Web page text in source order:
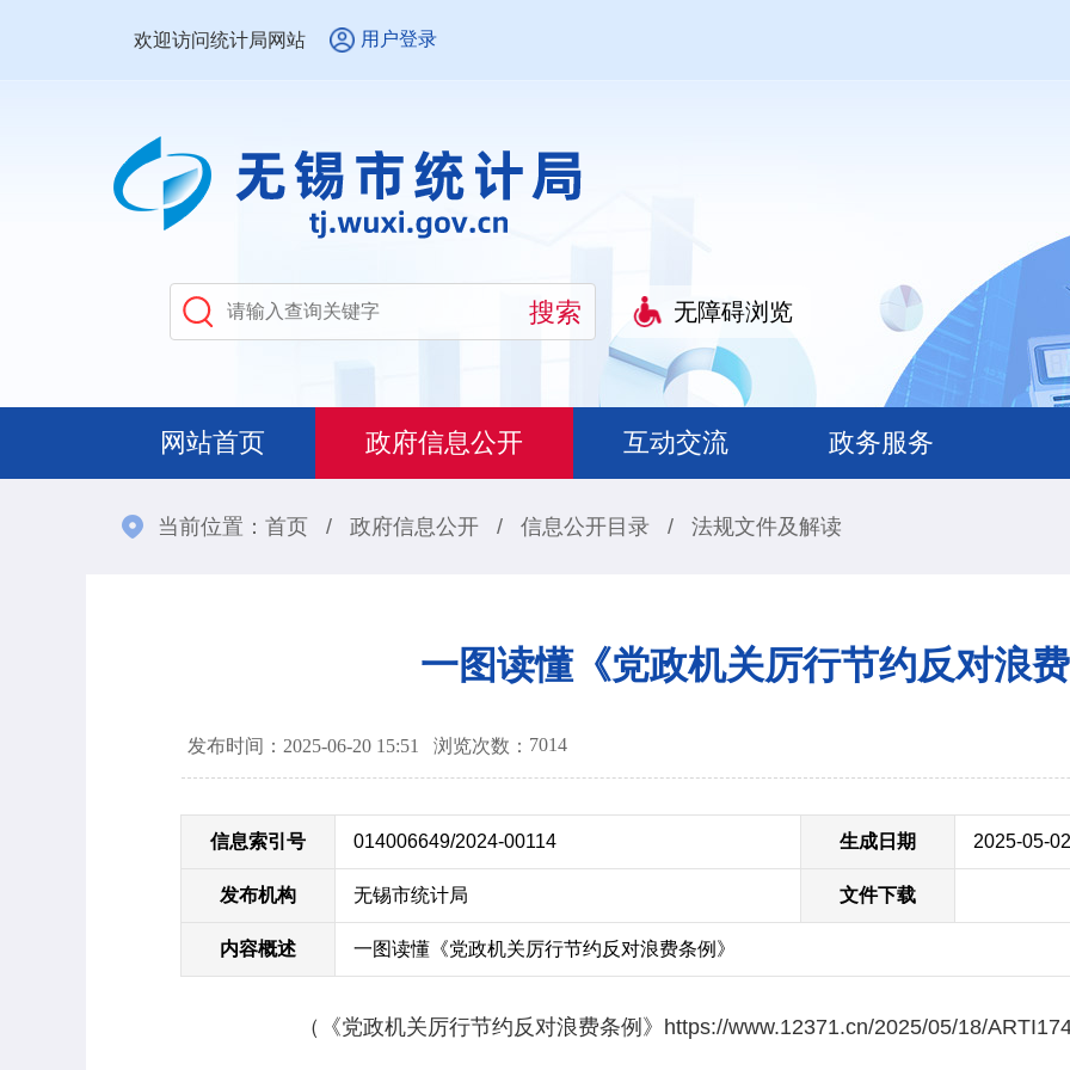
欢迎访问统计局网站 用户登录
无障碍浏览
网站首页 政府信息公开 互动交流 政务服务
当前位置： 首页 / 政府信息公开 / 信息公开目录 / 法规文件及解读
一图读懂《党政机关厉行节约反对浪
发布时间：2025-06-20 15:51 浏览次数： 7014
信息索引号 014006649/2024-00114 生成日期 2025-05-02
发布机构 无锡市统计局 文件下载
内容概述 一图读懂《党政机关厉行节约反对浪费条例》
（《党政机关厉行节约反对浪费条例》https://www.12371.cn/2025/05/18/